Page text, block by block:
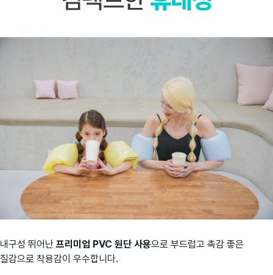
내구성 뛰어난 프리미엄 PVC 원단 사용으로 부드럽고 촉감 좋은
질감으로 착용감이 우수합니다.